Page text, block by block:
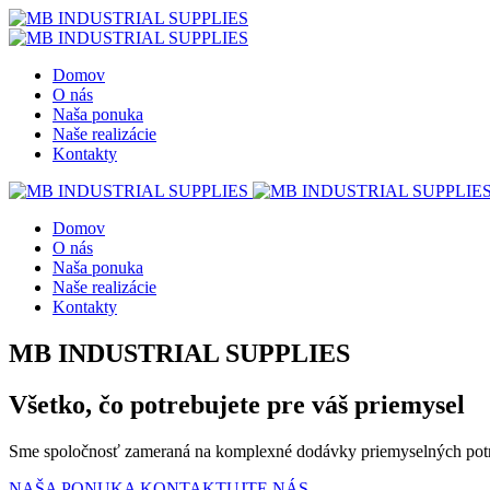
Domov
O nás
Naša ponuka
Naše realizácie
Kontakty
Domov
O nás
Naša ponuka
Naše realizácie
Kontakty
MB INDUSTRIAL SUPPLIES
Všetko, čo potrebujete pre váš priemysel
Sme spoločnosť zameraná na komplexné dodávky priemyselných